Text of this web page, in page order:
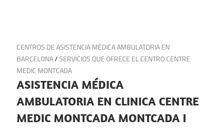
9 de julio de 2025
CENTROS DE ASISTENCIA MÉDICA AMBULATORIA EN
BARCELONA/SERVICIOS QUE OFRECE EL CENTRO CENTRE
MEDIC MONTCADA
ASISTENCIA MÉDICA
AMBULATORIA EN CLINICA CENTRE
MEDIC MONTCADA MONTCADA I